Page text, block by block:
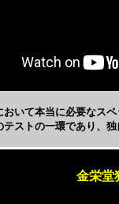
いて本当に必要なス
ストの一環であり、
金栄堂